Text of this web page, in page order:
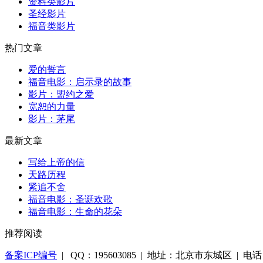
圣经影片
福音类影片
热门文章
爱的誓言
福音电影：启示录的故事
影片：盟约之爱
宽恕的力量
影片：茅尾
最新文章
写给上帝的信
天路历程
紧追不舍
福音电影：圣诞欢歌
福音电影：生命的花朵
推荐阅读
备案ICP编号 | QQ：195603085 | 地址：北京市东城区 | 电话